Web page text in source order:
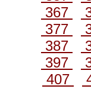
367
377
387
397
407